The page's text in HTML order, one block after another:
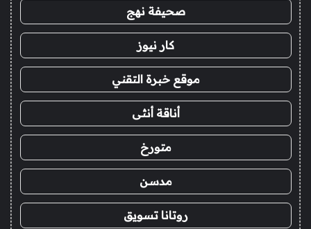
صحيفة نهج
كار نيوز
موقع خبرة التقني
أناقة أنثى
متورخ
مدسن
روتانا تسويق